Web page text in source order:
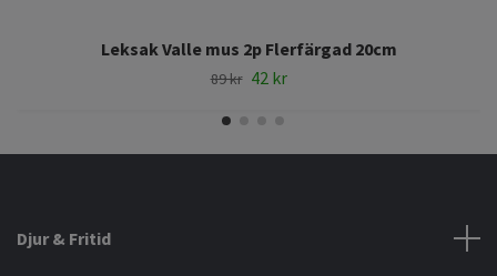
Leksak Valle mus 2p Flerfärgad 20cm
89 kr 42 kr
Djur & Fritid